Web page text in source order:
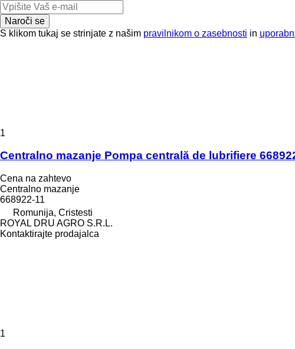
Naroči se
S klikom tukaj se strinjate z našim pravilnikom o zasebnosti in
1
Centralno mazanje Pompa centrală de lubrifiere
Cena na zahtevo
Centralno mazanje
668922-11
Romunija, Cristesti
ROYAL DRU AGRO S.R.L.
Kontaktirajte prodajalca
1